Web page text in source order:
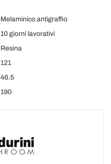
Melaminico antigraffio
10 giorni lavorativi
Resina
121
46.5
190